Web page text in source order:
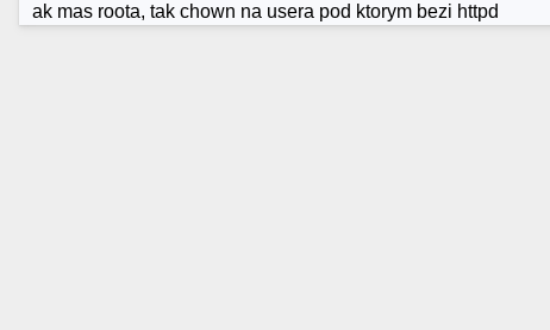
ak mas roota, tak chown na usera pod ktorym bezi httpd